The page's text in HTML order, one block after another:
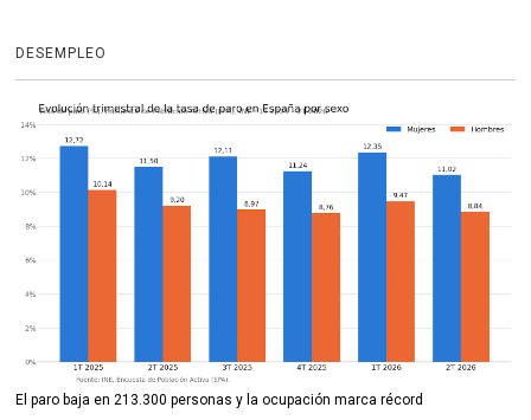
DESEMPLEO
El paro baja en 213.300 personas y la ocupación marca récord